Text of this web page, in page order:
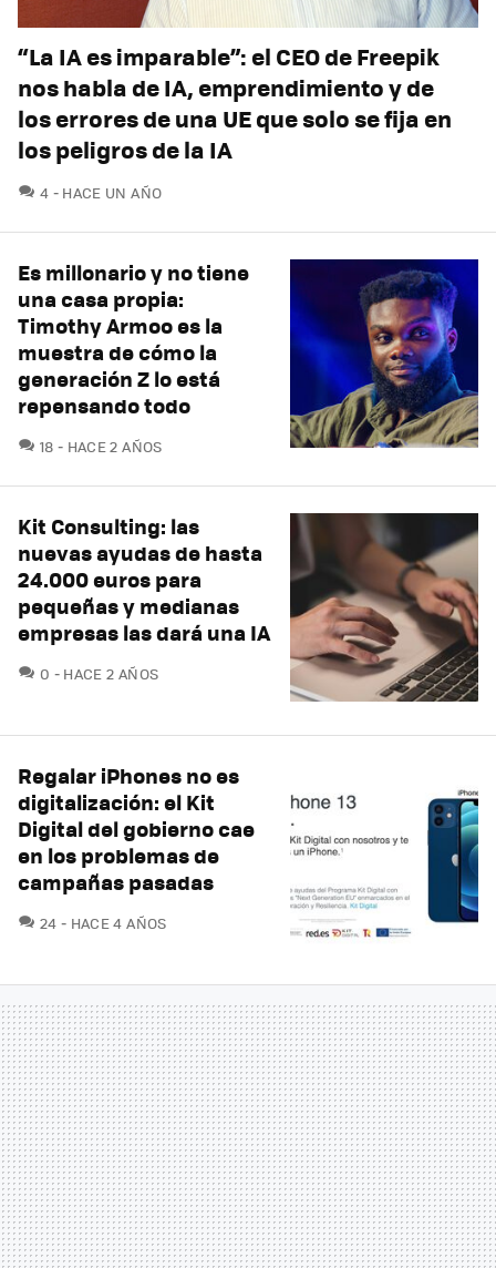
“La IA es imparable”: el CEO de Freepik
nos habla de IA, emprendimiento y de
los errores de una UE que solo se fija en
los peligros de la IA
4 COMENTARIOS
HACE UN AÑO
Es millonario y no tiene
una casa propia:
Timothy Armoo es la
muestra de cómo la
generación Z lo está
repensando todo
18 COMENTARIOS
HACE 2 AÑOS
Kit Consulting: las
nuevas ayudas de hasta
24.000 euros para
pequeñas y medianas
empresas las dará una IA
0 COMENTARIOS
HACE 2 AÑOS
Regalar iPhones no es
digitalización: el Kit
Digital del gobierno cae
en los problemas de
campañas pasadas
24 COMENTARIOS
HACE 4 AÑOS